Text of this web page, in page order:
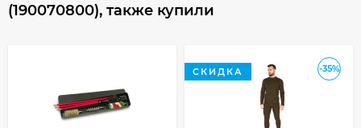
(190070800), также купили
-35%
СКИДКА